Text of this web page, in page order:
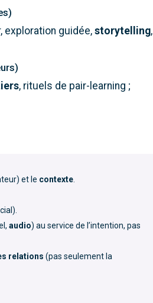
exploration guidée, storytelling,
, rituels de pair-learning ;
et le contexte
audio) au service de l’intention, pas
relations (pas seulement la